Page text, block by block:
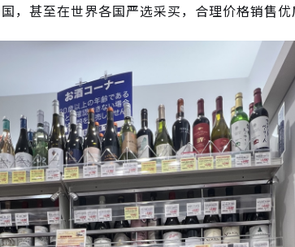
，甚至在世界各国严选采买，合理价格销售优